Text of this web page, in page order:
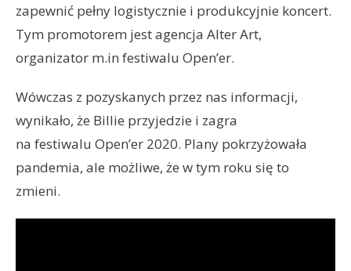
zapewnić pełny logistycznie i produkcyjnie koncert.
Tym promotorem jest agencja Alter Art,
organizator m.in festiwalu Open’er.
Wówczas z pozyskanych przez nas informacji,
wynikało, że Billie przyjedzie i zagra
na festiwalu Open’er 2020. Plany pokrzyżowała
pandemia, ale możliwe, że w tym roku się to
zmieni.